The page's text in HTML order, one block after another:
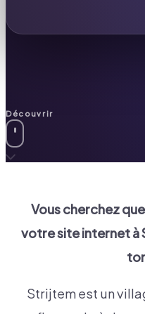
Découvrir
Vous cherchez
votre site internet à
Strijtem est un